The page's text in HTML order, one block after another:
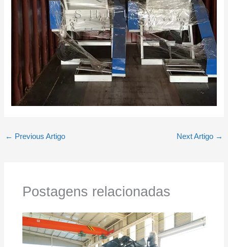
← Previous Artigo Next Artigo →
Postagens relacionadas